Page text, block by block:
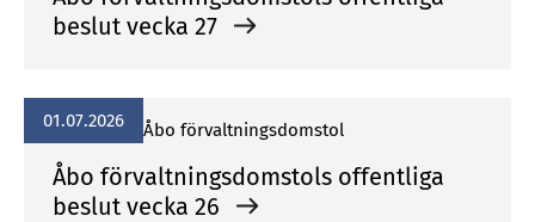
beslut vecka 27
01.07.2026 Åbo förvaltningsdomstol
Åbo förvaltningsdomstols offentliga
beslut vecka 26